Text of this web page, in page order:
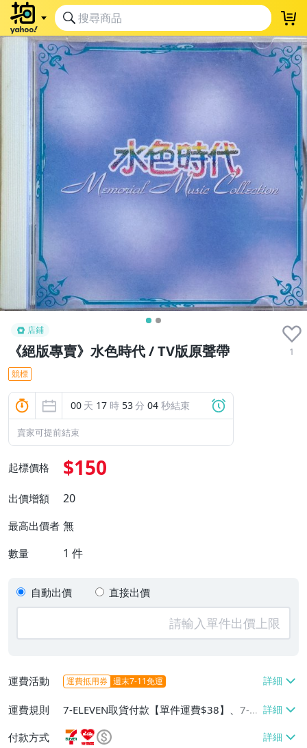
店鋪
《絕版專賣》水色時代 / TV版原聲帶 1
競標
00 天 17 時 53分 03 秒結束
賣家可提前結束
起標價格 $150
出價增額 20
最高出價者 無
數量 1 件
自動出價 直接出價
運費活動 運費抵用券 週末7-11免運
運費規則
7-ELEVEN取貨付款【單件運費$38】、7-EL
EVEN取貨不付款【單件運費$38】、萊爾富
取貨付款【單件運費$60】
付款方式